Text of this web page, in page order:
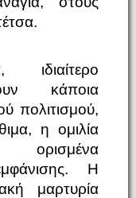
κάποια
πολιτισμού,
η ομιλία
Η
μαρτυρία